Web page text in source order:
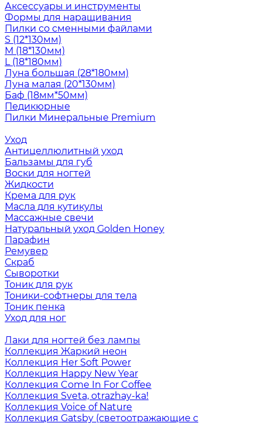
Аксессуары и инструменты
Формы для наращивания
Пилки со сменными файлами
S (12*130мм)
M (18*130мм)
L (18*180мм)
Луна большая (28*180мм)
Луна малая (20*130мм)
Баф (18мм*50мм)
Педикюрные
Пилки Минеральные Premium
Уход
Антицеллюлитный уход
Бальзамы для губ
Воски для ногтей
Жидкости
Крема для рук
Масла для кутикулы
Массажные свечи
Натуральный уход Golden Honey
Парафин
Ремувер
Скраб
Сыворотки
Тоник для рук
Тоники-софтнеры для тела
Тоник пенка
Уход для ног
Лаки для ногтей без лампы
Коллекция Жаркий неон
Коллекция Her Soft Power
Коллекция Happy New Year
Коллекция Come In For Coffee
Коллекция Sveta, otrazhay-ka!
Коллекция Voice of Nature
Коллекция Gatsby (светоотражающие с